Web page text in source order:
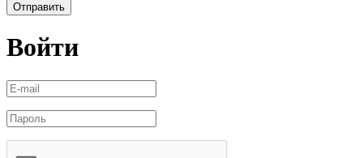
Отправить
Войти